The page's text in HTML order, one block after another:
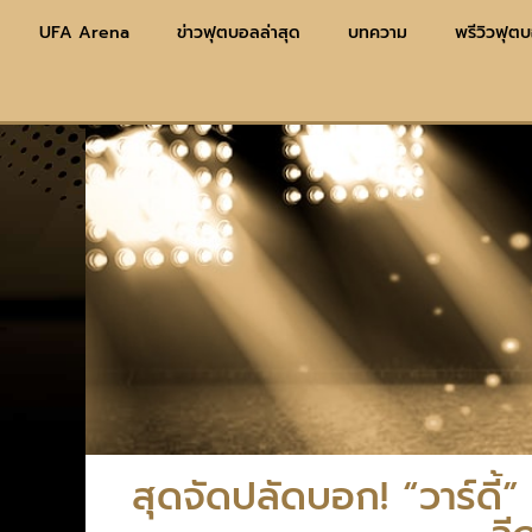
UFA Arena ข่าวฟุตบอลล่าสุด บทความ พรีวิวฟุต
สุดจัดปลัดบอก! “วาร์ดี้